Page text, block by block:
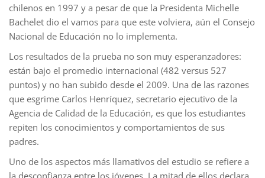
chilenos en 1997 y a pesar de que la Presidenta Michelle
Bachelet dio el vamos para que este volviera, aún el Consejo
Nacional de Educación no lo implementa.
Los resultados de la prueba no son muy esperanzadores:
están bajo el promedio internacional (482 versus 527
puntos) y no han subido desde el 2009. Una de las razones
que esgrime Carlos Henríquez, secretario ejecutivo de la
Agencia de Calidad de la Educación, es que los estudiantes
repiten los conocimientos y comportamientos de sus
padres.
Uno de los aspectos más llamativos del estudio se refiere a
la desconfianza entre los jóvenes. La mitad de ellos declara